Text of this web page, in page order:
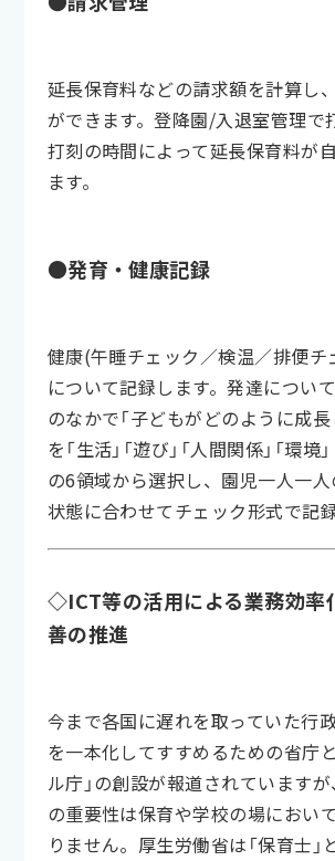
延長保育料などの請求額を計算し
ができます。登降園/入退室管理で
打刻の時間によって延長保育料が
ます。
●発育・健康記録
健康(午睡チェック／検温／排便チ
について記録します。発達につい
のなかで「子どもがどのように成長
を「生活」「遊び」「人間関係」「環境」
の6領域から選択し、園児一人一
状態に合わせてチェック形式で記録
◇ICT等の活用による業務効率
善の推進
今まで各国に遅れを取っていた行
を一本化してすすめるための省庁
ル庁」の創設が報道されています
の重要性は保育や学校の場におい
りません。厚生労働省は「保育士」